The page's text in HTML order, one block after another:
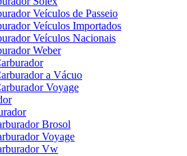
Veículos de Passeio
Veículos Importados
Veículos Nacionais
Weber
a Vácuo
Voyage
Brosol
Voyage
Vw